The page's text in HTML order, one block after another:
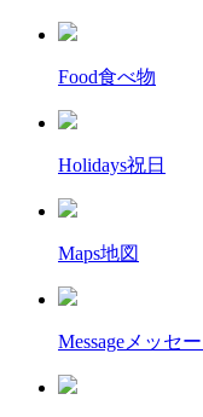
Food食べ物
Holidays祝日
Maps地図
Message メッセ